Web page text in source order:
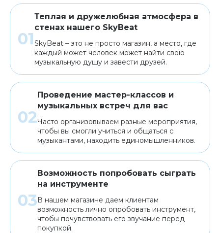
Теплая и дружелюбная атмосфера в
стенах нашего SkyBeat
SkyBeat – это не просто магазин, а место, где
каждый может человек может найти свою
музыкальную душу и завести друзей.
Проведение мастер-классов и
музыкальных встреч для вас
Часто организовываем разные мероприятия,
чтобы вы смогли учиться и общаться с
музыкантами, находить единомышленников.
Возможность попробовать сыграть
на инструменте
В нашем магазине даем клиентам
возможность лично опробовать инструмент,
чтобы почувствовать его звучание перед
покупкой.